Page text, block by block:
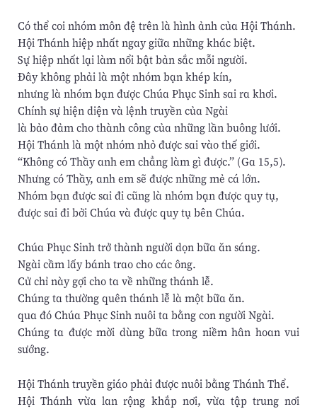
Có thể coi nhóm môn đệ trên là hình ảnh của Hội Thánh.
Hội Thánh hiệp nhất ngay giữa những khác biệt.
Sự hiệp nhất lại làm nổi bật bản sắc mỗi người.
Ðây không phải là một nhóm bạn khép kín,
nhưng là nhóm bạn được Chúa Phục Sinh sai ra khơi.
Chính sự hiện diện và lệnh truyền của Ngài
là bảo đảm cho thành công của những lần buông lưới.
Hội Thánh là một nhóm nhỏ được sai vào thế giới.
“Không có Thầy anh em chẳng làm gì được.” (Ga 15,5).
Nhưng có Thầy, anh em sẽ được những mẻ cá lớn.
Nhóm bạn được sai đi cũng là nhóm bạn được quy tụ,
được sai đi bởi Chúa và được quy tụ bên Chúa.
Chúa Phục Sinh trở thành người dọn bữa ăn sáng.
Ngài cầm lấy bánh trao cho các ông.
Cử chỉ này gợi cho ta về những thánh lễ.
Chúng ta thường quên thánh lễ là một bữa ăn.
qua đó Chúa Phục Sinh nuôi ta bằng con người Ngài.
Chúng ta được mời dùng bữa trong niềm hân hoan vui
sướng.
Hội Thánh truyền giáo phải được nuôi bằng Thánh Thể.
Hội Thánh vừa lan rộng khắp nơi, vừa tập trung nơi